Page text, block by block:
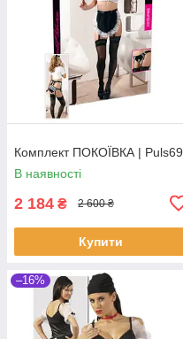
Комплект ПОКОЇВКА | Puls69
В наявності
2 184 ₴ 2 600 ₴
Купити
–16%